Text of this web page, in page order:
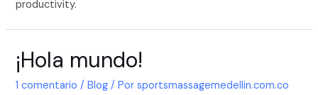
productivity.
¡Hola mundo!
1 comentario /Blog / Porsportsmassagemedellin.com.co